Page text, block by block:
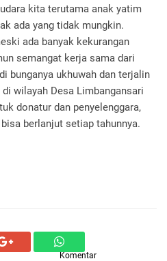
kita terutama anak yatim
ada yang tidak mungkin.
ada banyak kekurangan
semangat kerja sama dari
bunganya ukhuwah dan terjalin
wilayah Desa Limbangansari
donatur dan penyelenggara,
berlanjut setiap tahunnya.
Komentar